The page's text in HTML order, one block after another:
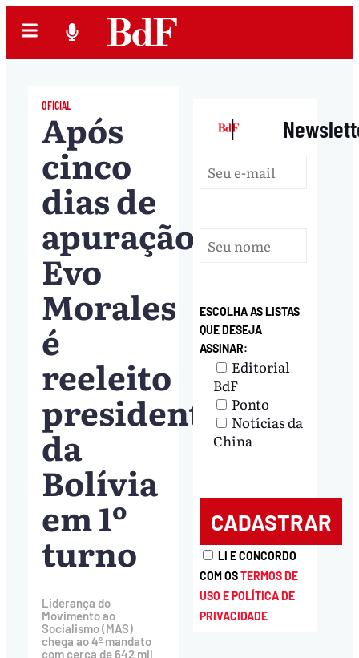
OFICIAL
Após
cinco
dias de
apuração,
Evo
Morales
é
reeleito
presidente
da
Bolívia
em 1º
turno
Liderança do
Movimento ao
Socialismo (MAS)
chega ao 4º mandato
com cerca de 642 mil
|
ESCOLHA AS LISTAS
QUE DESEJA
ASSINAR:
Editorial
BdF
Ponto
Notícias da
China
LI E CONCORDO
COM OSTERMOS DE
USO E POLÍTICA DE
PRIVACIDADE